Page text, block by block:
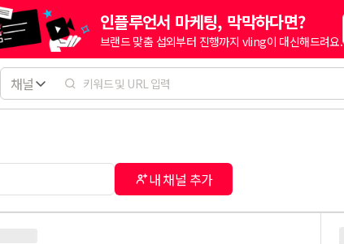
인플루언서 마케팅, 막막하다면?
브랜드 맞춤 섭외부터 진행까지 vling이 대신해드려요.
채널
내 채널 추가